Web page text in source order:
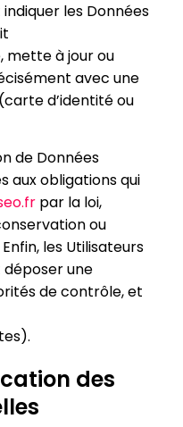
les Données
mette à jour ou
avec une
d’identité ou
de Données
aux obligations qui
par la loi,
ou
les Utilisateurs
une
de contrôle, et
des